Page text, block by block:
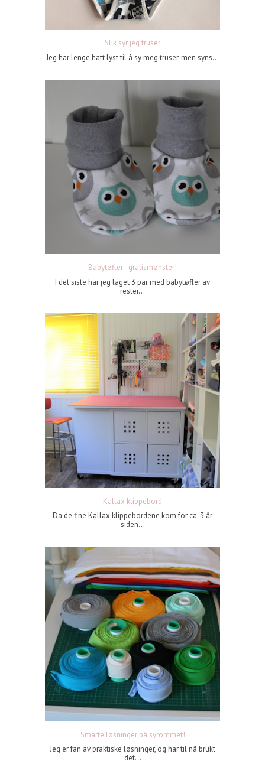
Slik syr jeg truser
Jeg har lenge hatt lyst til å sy meg truser, men syns...
Babytøfler - gratismønster!
I det siste har jeg laget 3 par med babytøfler av
rester...
Kallax klippebord
Da de fine Kallax klippebordene kom for ca. 3 år
siden...
Smarte løsninger på syrommet!
Jeg er fan av praktiske løsninger, og har til nå brukt
det...